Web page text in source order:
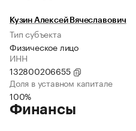
Кузин Алексей Вячеславович
Тип субъекта
Физическое лицо
ИНН
132800206655
Доля в уставном капитале
100%
Финансы